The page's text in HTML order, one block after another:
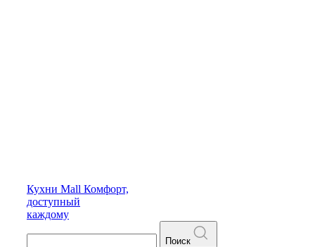
Кухни Mall Комфорт,
доступный
каждому
Поиск